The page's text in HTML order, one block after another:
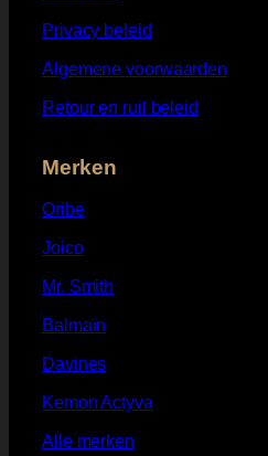
Privacy beleid
Algemene voorwaarden
Retour en ruil beleid
Merken
Oribe
Joico
Mr. Smith
Balmain
Davines
Kemon Actyva
Alle merken